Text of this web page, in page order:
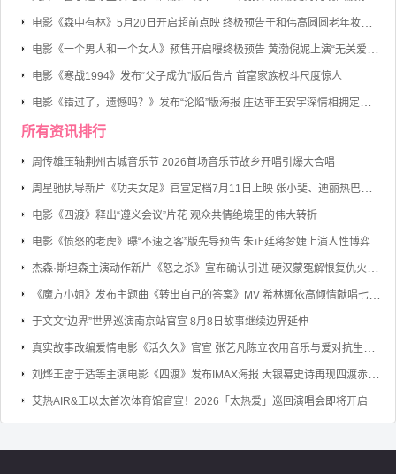
电影《寒战1994》发布“父子成仇”版后告片 首富家族权斗尺度惊人
所有资讯排行
周传雄压轴荆州古城音乐节 2026首场音乐节故乡开唱引爆大合唱
电影《四渡》释出“遵义会议”片花 观众共情绝境里的伟大转折
电影《愤怒的老虎》曝“不速之客”版先导预告 朱正廷蒋梦婕上演人性博弈
于文文“边界”世界巡演南京站官宣 8月8日故事继续边界延伸
艾热AIR&王以太首次体育馆官宣！2026「太热爱」巡回演唱会即将开启